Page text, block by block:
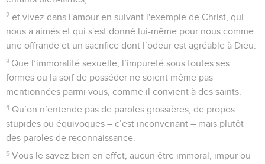
2 et vivez dans l'amour en suivant l'exemple de Christ, qui
nous a aimés et qui s'est donné lui-même pour nous comme
une offrande et un sacrifice dont l’odeur est agréable à Dieu.
3 Que l’immoralité sexuelle, l’impureté sous toutes ses
formes ou la soif de posséder ne soient même pas
mentionnées parmi vous, comme il convient à des saints.
4 Qu’on n’entende pas de paroles grossières, de propos
stupides ou équivoques – c’est inconvenant – mais plutôt
des paroles de reconnaissance.
5 Vous le savez bien en effet, aucun être immoral, impur ou